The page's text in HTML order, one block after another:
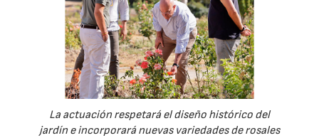
La actuación respetará el diseño histórico del
jardín e incorporará nuevas variedades de rosales